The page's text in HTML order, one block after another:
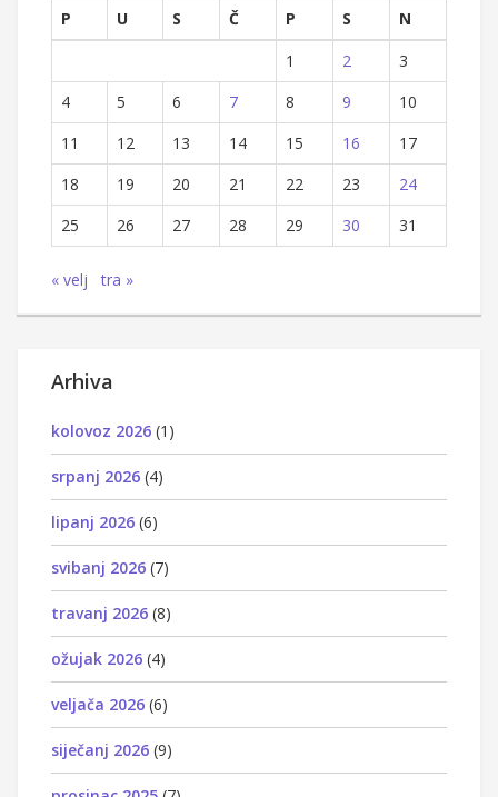
P
U S Č P S
N
1
2
3
4
5 6 7 8 9
10
11
12 13 14 15 16
17
18
19 20 21 22 23
24
25
26 27 28 29 30 31
« velj tra »
Arhiva
kolovoz 2026 (1)
srpanj 2026 (4)
lipanj 2026 (6)
svibanj 2026 (7)
travanj 2026 (8)
ožujak 2026 (4)
veljača 2026 (6)
siječanj 2026 (9)